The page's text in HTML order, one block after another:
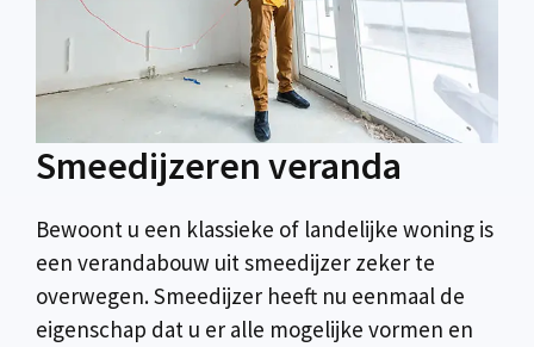
Smeedijzeren veranda
Bewoont u een klassieke of landelijke woning is
een verandabouw uit smeedijzer zeker te
overwegen. Smeedijzer heeft nu eenmaal de
eigenschap dat u er alle mogelijke vormen en